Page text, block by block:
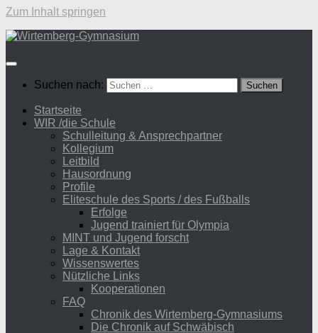
Zum Inhalt springen
Suchen nach:
Startseite
WIR /die Schule
Schulleitung & Ansprechpartner
Kollegium
Leitbild
Hausordnung
Profile
Eliteschule des Sports / des Fußballs
Erfolge
Jugend trainiert für Olympia
MINT und Jugend forscht
Lage & Kontakt
Wissenswertes
Nützliche Links
Kooperationen
FAQ
Chronik des Wirtemberg-Gymnasiums
Die Chronik auf Schwäbisch